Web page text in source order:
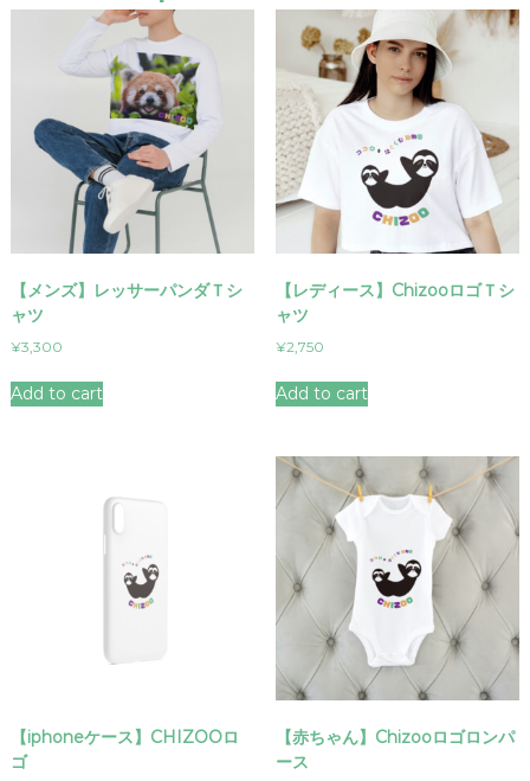
【メンズ】レッサーパンダＴシ
ャツ
¥3,300
Add to cart
【レディース】ChizooロゴＴシ
ャツ
¥2,750
Add to cart
【iphoneケース】CHIZOOロ
ゴ
【赤ちゃん】Chizooロゴロンパ
ース